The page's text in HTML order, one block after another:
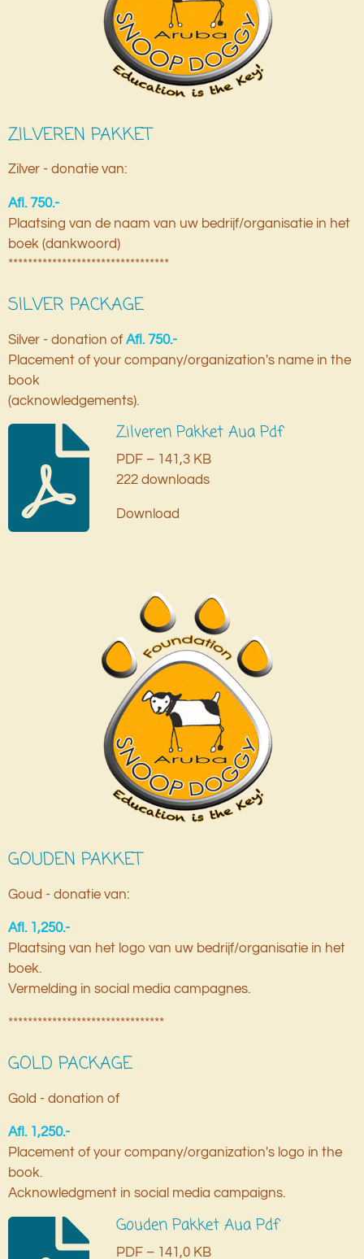
ZILVEREN PAKKET
Zilver - donatie van:
Afl. 750.-
Plaatsing van de naam van uw bedrijf/organisatie in het
boek (dankwoord)
*********************************
SILVER PACKAGE
Silver - donation of Afl. 750.-
Placement of your company/organization's name in the
book
(acknowledgements).
Zilveren Pakket Aua Pdf
PDF – 141,3 KB
222 downloads
Download
GOUDEN PAKKET
Goud - donatie van:
Afl. 1,250.-
Plaatsing van het logo van uw bedrijf/organisatie in het
boek.
Vermelding in social media campagnes.
********************************
GOLD PACKAGE
Gold - donation of
Afl. 1,250.-
Placement of your company/organization's logo in the
book.
Acknowledgment in social media campaigns.
Gouden Pakket Aua Pdf
PDF – 141,0 KB